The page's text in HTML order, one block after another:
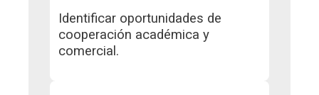
Identificar oportunidades de
cooperación académica y
comercial.